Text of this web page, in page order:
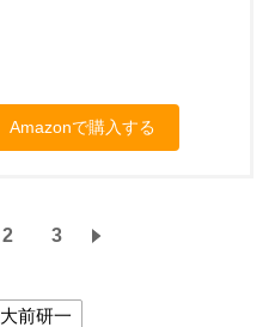
Amazonで購入する
2 3
大前研一